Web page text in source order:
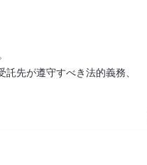
先が遵守すべき法的義務、